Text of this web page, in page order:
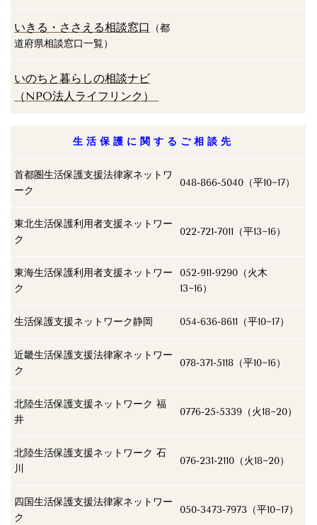
いきる・ ささえ る相談窓口
（都
道府県相談窓口一覧）
いのちと暮らしの相談ナビ
（NPO法人ライフリンク）
生 活 保 護 に 関 す る ご 相 談 先
首都圏生活保護支援法律家ネットワ
ーク
048-866-5040（平10~17）
東北生活保護利用者支援ネットワー
ク
022-721-7011（平13~16）
東海生活保護利用者支援ネットワー
ク
052-911-9290（火木
13~16）
生活保護支援ネットワーク静岡 054-636-8611（平10~17）
近畿生活保護支援法律家ネットワー
ク
078-371-5118（平10~16）
北陸生活保護支援ネットワーク 福
井
0776-25-5339（火18~20）
北陸生活保護支援ネットワーク 石
川
076-231-2110（火18~20）
四国生活保護支援法律家ネットワー
ク
050-3473-7973（平10~17）